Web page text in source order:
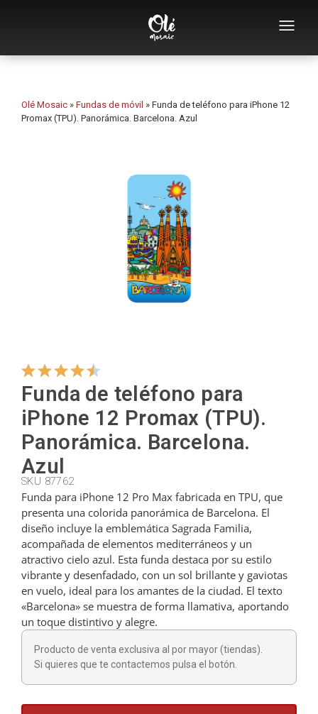
Empresa
Abridores
Colgadores
Cortadores
Cucharones
Dedales
Figuras
Imanes
Olé Mosaic » Fundas de móvil » Funda de teléfono para iPhone 12
Promax (TPU). Panorámica. Barcelona. Azul
Funda de teléfono para
iPhone 12 Promax (TPU).
Panorámica. Barcelona.
Azul
SKU 87762
Funda para iPhone 12 Pro Max fabricada en TPU, que
presenta una colorida panorámica de Barcelona. El
diseño incluye la emblemática Sagrada Familia,
acompañada de elementos mediterráneos y un
atractivo cielo azul. Esta funda destaca por su estilo
vibrante y desenfadado, con un sol brillante y gaviotas
en vuelo, ideal para los amantes de la ciudad. El texto
«Barcelona» se muestra de forma llamativa, aportando
un toque distintivo y alegre.
Producto de venta exclusiva al por mayor (tiendas).
Si quieres que te contactemos pulsa el botón.